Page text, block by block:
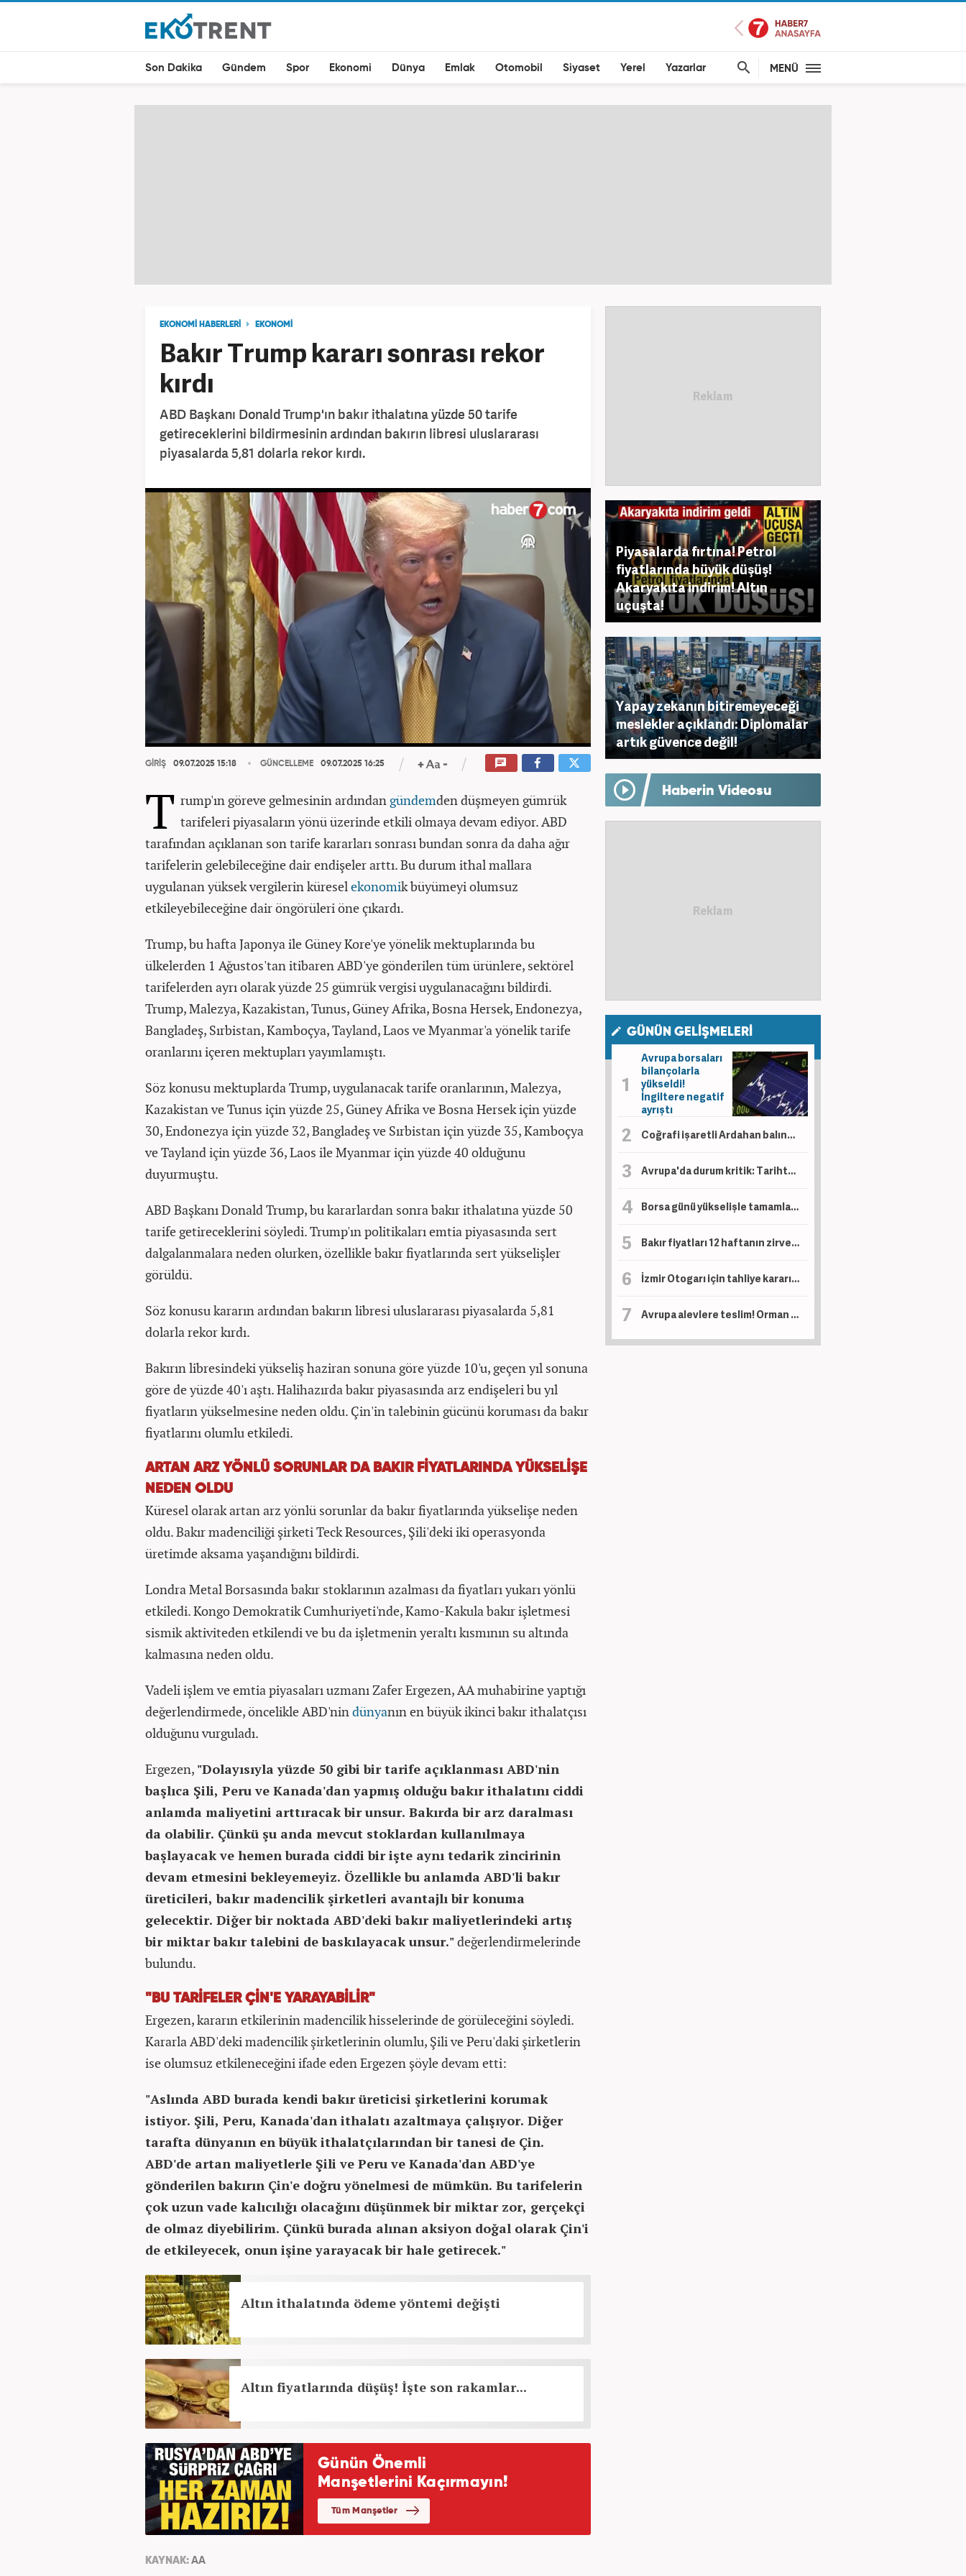
Son Dakika Gündem Spor Ekonomi Dünya Emlak Otomobil Siyaset Yerel Yazarlar MENÜ
EKONOMİ HABERLERİ EKONOMİ
Bakır Trump kararı sonrası rekor
kırdı
ABD Başkanı Donald Trump'ın bakır ithalatına yüzde 50 tarife
getireceklerini bildirmesinin ardından bakırın libresi uluslararası
piyasalarda 5,81 dolarla rekor kırdı.
GİRİŞ 09.07.2025 15:18 GÜNCELLEME 09.07.2025 16:25
T rump'ın göreve gelmesinin ardından gündemden düşmeyen gümrük
tarifeleri piyasaların yönü üzerinde etkili olmaya devam ediyor. ABD
tarafından açıklanan son tarife kararları sonrası bundan sonra da daha ağır
tarifelerin gelebileceğine dair endişeler arttı. Bu durum ithal mallara
uygulanan yüksek vergilerin küreselekonomik büyümeyi olumsuz
etkileyebileceğine dair öngörüleri öne çıkardı.
Trump, bu hafta Japonya ile Güney Kore'ye yönelik mektuplarında bu
ülkelerden 1 Ağustos'tan itibaren ABD'ye gönderilen tüm ürünlere, sektörel
tarifelerden ayrı olarak yüzde 25 gümrük vergisi uygulanacağını bildirdi.
Trump, Malezya, Kazakistan, Tunus, Güney Afrika, Bosna Hersek, Endonezya,
Bangladeş, Sırbistan, Kamboçya, Tayland, Laos ve Myanmar'a yönelik tarife
oranlarını içeren mektupları yayımlamıştı.
Söz konusu mektuplarda Trump, uygulanacak tarife oranlarının, Malezya,
Kazakistan ve Tunus için yüzde 25, Güney Afrika ve Bosna Hersek için yüzde
30, Endonezya için yüzde 32, Bangladeş ve Sırbistan için yüzde 35, Kamboçya
ve Tayland için yüzde 36, Laos ile Myanmar için yüzde 40 olduğunu
duyurmuştu.
ABD Başkanı Donald Trump, bu kararlardan sonra bakır ithalatına yüzde 50
tarife getireceklerini söyledi. Trump'ın politikaları emtia piyasasında sert
dalgalanmalara neden olurken, özellikle bakır fiyatlarında sert yükselişler
görüldü.
Söz konusu kararın ardından bakırın libresi uluslararası piyasalarda 5,81
dolarla rekor kırdı.
Bakırın libresindeki yükseliş haziran sonuna göre yüzde 10'u, geçen yıl sonuna
göre de yüzde 40'ı aştı. Halihazırda bakır piyasasında arz endişeleri bu yıl
fiyatların yükselmesine neden oldu. Çin'in talebinin gücünü koruması da bakır
fiyatlarını olumlu etkiledi.
ARTAN ARZ YÖNLÜ SORUNLAR DA BAKIR FİYATLARINDA YÜKSELİŞE
NEDEN OLDU
Küresel olarak artan arz yönlü sorunlar da bakır fiyatlarında yükselişe neden
oldu. Bakır madenciliği şirketi Teck Resources, Şili'deki iki operasyonda
üretimde aksama yaşandığını bildirdi.
Londra Metal Borsasında bakır stoklarının azalması da fiyatları yukarı yönlü
etkiledi. Kongo Demokratik Cumhuriyeti'nde, Kamo-Kakula bakır işletmesi
sismik aktiviteden etkilendi ve bu da işletmenin yeraltı kısmının su altında
kalmasına neden oldu.
Vadeli işlem ve emtia piyasaları uzmanı Zafer Ergezen, AA muhabirine yaptığı
değerlendirmede, öncelikle ABD'nindünyanın en büyük ikinci bakır ithalatçısı
olduğunu vurguladı.
Ergezen, "Dolayısıyla yüzde 50 gibi bir tarife açıklanması ABD'nin
başlıca Şili, Peru ve Kanada'dan yapmış olduğu bakır ithalatını ciddi
anlamda maliyetini arttıracak bir unsur. Bakırda bir arz daralması
da olabilir. Çünkü şu anda mevcut stoklardan kullanılmaya
başlayacak ve hemen burada ciddi bir işte aynı tedarik zincirinin
devam etmesini bekleyemeyiz. Özellikle bu anlamda ABD'li bakır
üreticileri, bakır madencilik şirketleri avantajlı bir konuma
gelecektir. Diğer bir noktada ABD'deki bakır maliyetlerindeki artış
bir miktar bakır talebini de baskılayacak unsur."değerlendirmelerinde
bulundu.
"BU TARİFELER ÇİN'E YARAYABİLİR"
Ergezen, kararın etkilerinin madencilik hisselerinde de görüleceğini söyledi.
Kararla ABD'deki madencilik şirketlerinin olumlu, Şili ve Peru'daki şirketlerin
ise olumsuz etkileneceğini ifade eden Ergezen şöyle devam etti:
"Aslında ABD burada kendi bakır üreticisi şirketlerini korumak
istiyor. Şili, Peru, Kanada'dan ithalatı azaltmaya çalışıyor. Diğer
tarafta dünyanın en büyük ithalatçılarından bir tanesi de Çin.
ABD'de artan maliyetlerle Şili ve Peru ve Kanada'dan ABD'ye
gönderilen bakırın Çin'e doğru yönelmesi de mümkün. Bu tarifelerin
çok uzun vade kalıcılığı olacağını düşünmek bir miktar zor, gerçekçi
de olmaz diyebilirim. Çünkü burada alınan aksiyon doğal olarak Çin'i
de etkileyecek, onun işine yarayacak bir hale getirecek."
Altın ithalatında ödeme yöntemi değişti
Altın fiyatlarında düşüş! İşte son rakamlar...
KAYNAK: AA
Piyasalarda fırtına! Petrol
fiyatlarında büyük düşüş!
Akaryakıta indirim! Altın
uçuşta!
Yapay zekanın bitiremeyeceği
meslekler açıklandı: Diplomalar
artık güvence değil!
Haberin Videosu
GÜNÜN GELİŞMELERİ
Avrupa borsaları
bilançolarla
yükseldi!
İngiltere negatif
ayrıştı
Coğrafi işaretli Ardahan balında hasat başladı!
Avrupa'da durum kritik: Tarihte böylesi görülmedi
Borsa günü yükselişle tamamladı! En çok kazandıran belli oldu
Bakır fiyatları 12 haftanın zirvesinde!
İzmir Otogarı için tahliye kararı! Yargıtay son noktayı koydu
Avrupa alevlere teslim! Orman yangınlarının faturası 19 milyar avroyu aştı